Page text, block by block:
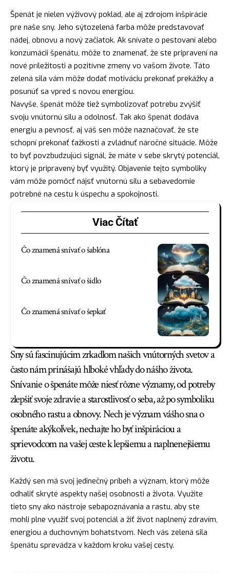
Špenát je nielen výživový poklad, ale aj zdrojom inšpirácie
pre naše sny. Jeho sýtozelená farba môže predstavovať
nádej, obnovu a nový začiatok. Ak snívate o pestovaní alebo
konzumácii špenátu, môže to znamenať, že ste pripravení na
nové príležitosti a pozitívne zmeny vo vašom živote. Táto
zelená sila vám môže dodať motiváciu prekonať prekážky a
posunúť sa vpred s novou energiou.
Navyše, špenát môže tiež symbolizovať potrebu zvýšiť
svoju vnútornú silu a odolnosť. Tak ako špenát dodáva
energiu a pevnosť, aj váš sen môže naznačovať, že ste
schopní prekonať ťažkosti a zvládnuť náročné situácie. Môže
to byť povzbudzujúci signál, že máte v sebe skrytý potenciál,
ktorý je pripravený byť využitý. Objavenie tejto symboliky
vám môže pomôcť nájsť vnútornú silu a sebavedomie
potrebné na cestu k úspechu a spokojnosti.
Viac Čítať
Čo znamená snívať o šablóna
Čo znamená snívať o šidlo
Čo znamená snívať o šepkať
Sny sú fascinujúcim zrkadlom našich vnútorných svetov a
často nám prinášajú hlboké vhľady do nášho života.
Snívanie o špenáte môže niesť rôzne významy, od potreby
zlepšiť svoje zdravie a starostlivosť o seba, až po symboliku
osobného rastu a obnovy. Nech je význam vášho sna o
špenáte akýkoľvek, nechajte ho byť inšpiráciou a
sprievodcom na vašej ceste k lepšiemu a naplnenejšiemu
životu.
Každý sen má svoj jedinečný príbeh a význam, ktorý môže
odhaliť skryté aspekty našej osobnosti a života. Využite
tieto sny ako nástroje sebapoznávania a rastu, aby ste
mohli plne využiť svoj potenciál a žiť život naplnený zdravím,
energiou a duchovným bohatstvom. Nech vás zelená sila
špenátu sprevádza v každom kroku vašej cesty.